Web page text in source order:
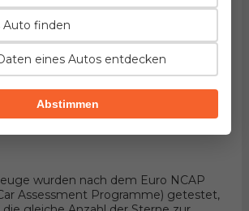
Hier könnten die Details entscheiden.
nehmen, dass die beiden
3 Türer Schrägheck Karosserieform
haben, wird alles von konkreten
die durch benzin bewegt werden.
des ersten befindet sich der Motor
4-zylindrisches Aggregat mit 16
, wobei der andere 4-zylindrisches
und 130PS Produkt von Renault
wurden nach dem Euro NCAP
Assessment Programme) getestet,
Auto finden
eines Autos entdecken
Abstimmen